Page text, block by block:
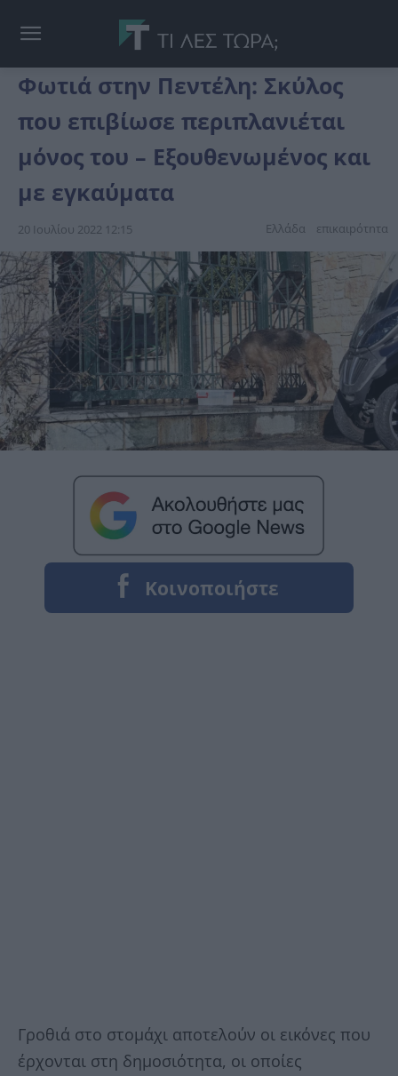
Φωτιά στην Πεντέλη: Σκύλος
που επιβίωσε περιπλανιέται
μόνος του – Εξουθενωμένος και
με εγκαύματα
20 Ιουλίου 2022 12:15 Ελλάδα επικαιpότnτα
Γροθιά στο στομάχι αποτελούν οι εικόνες που
έρχονται στη δημοσιότητα, οι οποίες